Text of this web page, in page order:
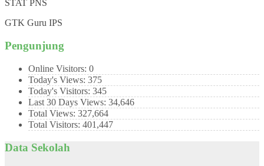
STAT PNS
GTK Guru IPS
Pengunjung
Online Visitors: 0
Today's Views: 375
Today's Visitors: 345
Last 30 Days Views: 34,646
Total Views: 327,664
Total Visitors: 401,447
Data Sekolah